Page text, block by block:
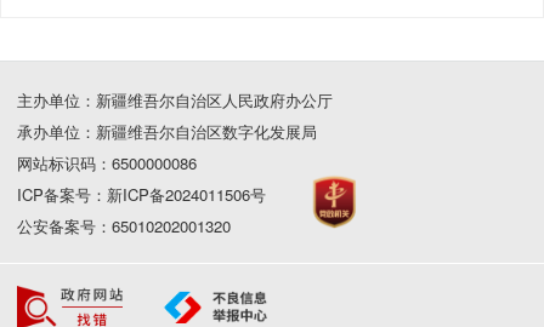
主办单位：新疆维吾尔自治区人民政府办公厅
承办单位：新疆维吾尔自治区数字化发展局
网站标识码：6500000086
ICP备案号：新ICP备2024011506号
公安备案号：65010202001320